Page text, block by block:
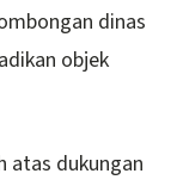
dinas
objek
atas dukungan